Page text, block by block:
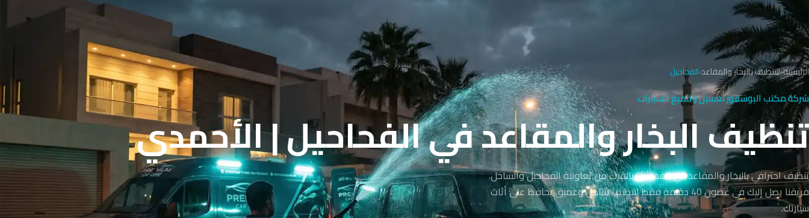
الرئيسية›التنظيف بالبخار والمقاعد›الفحاحيل
شركة مكتب البوسفور لغسيل وتلميع السيارات
تنظيف البخار والمقاعد في الفحاحيل | الأحمدي
تنظيف احترافي بالبخار والمقاعد في الفحاحيل بالقرب من تعاونية الفحاحيل والساحل.
فريقنا يصل إليك في غضون 40 دقيقة فقط لتنظيف شامل وعميق يحافظ على أثاث
سيارتك.